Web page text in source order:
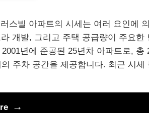
스빌 아파트의 시세는 여러 요인에
개발, 그리고 주택 공급량이 주요한
년에 준공된 25년차 아파트로, 총
주차 공간을 제공합니다. 최근 시세